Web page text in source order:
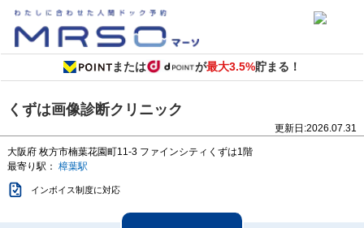
または が最大3.5%貯まる！
くずは画像診断クリニック
更新日:2026.07.31
大阪府 枚方市楠葉花園町11-3 ファインシティくずは1階
最寄り駅： 樟葉駅
インボイス制度に対応